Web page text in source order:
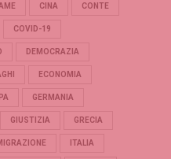
CINA CONTE
COVID-19
DEMOCRAZIA
ECONOMIA
GERMANIA
GIUSTIZIA GRECIA
ITALIA